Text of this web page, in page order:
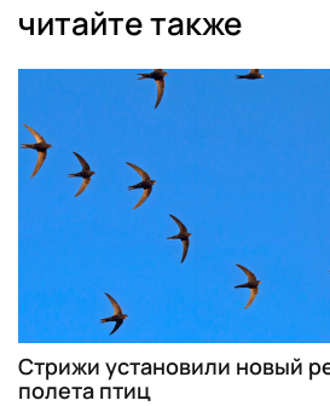
читайте также
Стрижи установили новый
полета птиц